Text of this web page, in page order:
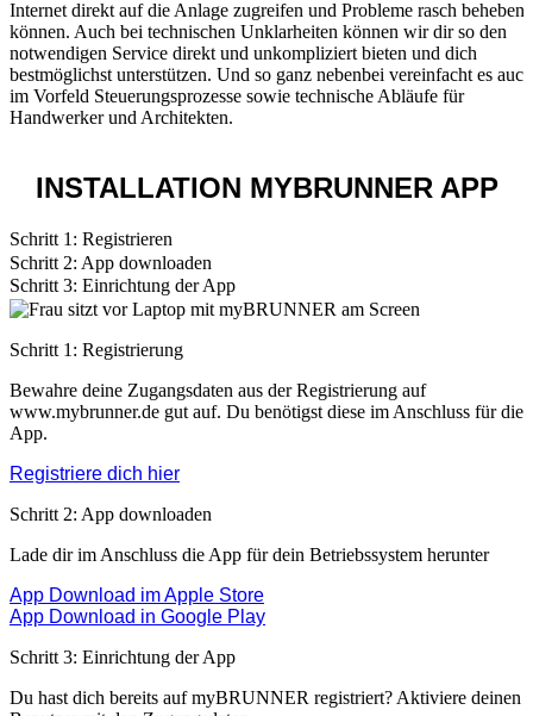
Internet direkt auf die Anlage zugreifen und Probleme rasch beheben
können. Auch bei technischen Unklarheiten können wir dir so den
notwendigen Service direkt und unkompliziert bieten und dich
bestmöglichst unterstützen. Und so ganz nebenbei vereinfacht es auch
im Vorfeld Steuerungsprozesse sowie technische Abläufe für
Handwerker und Architekten.
INSTALLATION MYBRUNNER APP
Schritt 1: Registrieren
Schritt 2: App downloaden
Schritt 3: Einrichtung der App
Schritt 1: Registrierung
Bewahre deine Zugangsdaten aus der Registrierung auf
www.mybrunner.de gut auf. Du benötigst diese im Anschluss für die
App.
Registriere dich hier
Schritt 2: App downloaden
Lade dir im Anschluss die App für dein Betriebssystem herunter
App Download im Apple Store
App Download in Google Play
Schritt 3: Einrichtung der App
Du hast dich bereits auf myBRUNNER registriert? Aktiviere deinen